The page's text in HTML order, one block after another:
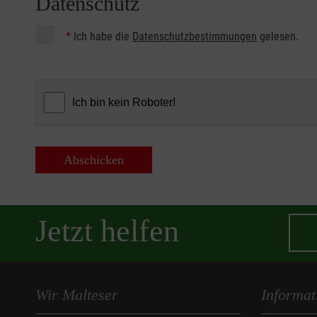
* Ich habe die Datenschutzbestimmungen gelesen.
Abschicken
Jetzt helfen
Wir Malteser